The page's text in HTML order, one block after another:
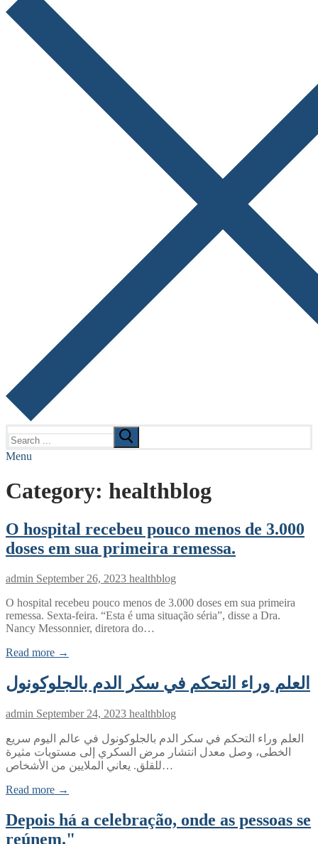
for:
Menu
Category: healthblog
O hospital recebeu pouco menos de 3.000
doses em sua primeira remessa.
admin September 26, 2023 healthblog
O hospital recebeu pouco menos de 3.000 doses em sua primeira
remessa. Sexta-feira. “Esta é uma situação séria”, disse a Dra.
Nancy Messonnier, diretora do…
Read more →
العلم وراء التحكم في سكر الدم بالجلوكونول
admin September 24, 2023 healthblog
العلم وراء التحكم في سكر الدم بالجلوكونول في عالم اليوم سريع
الخطى، وصل معدل انتشار مرض السكري إلى مستويات مثيرة
للقلق. يعاني الملايين من الأشخاص…
Read more →
Depois há a celebração, onde as pessoas se
reúnem."